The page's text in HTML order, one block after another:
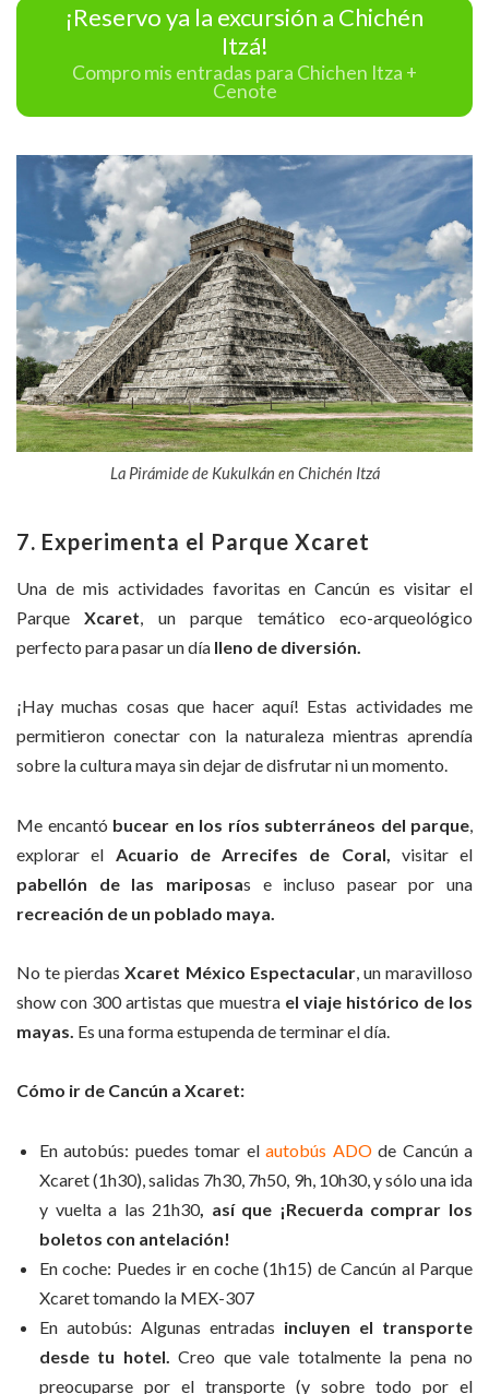
¡Reservo ya la excursión a Chichén
Itzá!
Compro mis entradas para Chichen Itza +
Cenote
La Pirámide de Kukulkán en Chichén Itzá
7. Experimenta el Parque Xcaret
Una de mis actividades favoritas en Cancún es visitar el
ParqueXcaret , un parque temático eco-arqueológico
perfecto para pasar un día lleno de diversión.
¡Hay muchas cosas que hacer aquí! Estas actividades me
permitieron conectar con la naturaleza mientras aprendía
sobre la cultura maya sin dejar de disfrutar ni un momento.
Me encantó bucear en los ríos subterráneos del parque
explorar el Acuario de Arrecifes de Coral,
visitar el
pabellón de las mariposas e incluso pasear por una
recreación de un poblado maya.
No te pierdasXcaret México Espectacular, un maravilloso
show con 300 artistas que muestra el viaje histórico de los
mayas. Es una forma estupenda de terminar el día.
Cómo ir de Cancún a Xcaret:
En autobús: puedes tomar elautobús ADOde Cancún a
Xcaret (1h30), salidas 7h30, 7h50, 9h, 10h30, y sólo una ida
y vuelta a las 21h30, así que ¡Recuerda comprar los
boletos con antelación!
En coche: Puedes ir en coche (1h15) de Cancún al Parque
Xcaret tomando la MEX-307
En autobús: Algunas entradas incluyen el transporte
desde tu hotel. Creo que vale totalmente la pena no
preocuparse por el transporte (y sobre todo por el